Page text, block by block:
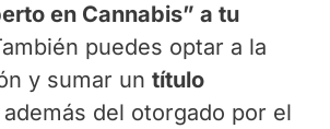
en Cannabis” a tu
puedes optar a la
y sumar un título
además del otorgado por el